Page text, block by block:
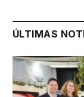
ÚLTIMAS